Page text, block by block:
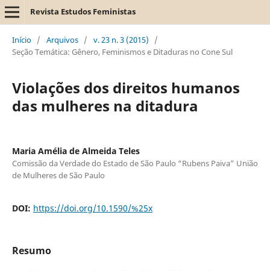
Revista Estudos Feministas
Início / Arquivos / v. 23 n. 3 (2015)
/
Seção Temática: Gênero, Feminismos e Ditaduras no Cone Sul
Violações dos direitos humanos
das mulheres na ditadura
Maria Amélia de Almeida Teles
Comissão da Verdade do Estado de São Paulo “Rubens Paiva” União
de Mulheres de São Paulo
DOI: https://doi.org/10.1590/%25x
Resumo